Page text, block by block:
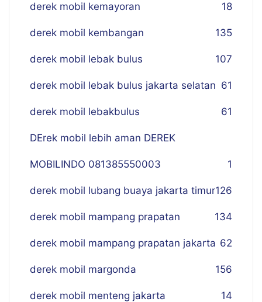
derek mobil kemayoran 18
derek mobil kembangan 135
derek mobil lebak bulus 107
derek mobil lebak bulus jakarta selatan 61
derek mobil lebakbulus 61
DErek mobil lebih aman DEREK
MOBILINDO 081385550003 1
derek mobil lubang buaya jakarta timur126
derek mobil mampang prapatan 134
derek mobil mampang prapatan jakarta 62
derek mobil margonda 156
derek mobil menteng jakarta 14